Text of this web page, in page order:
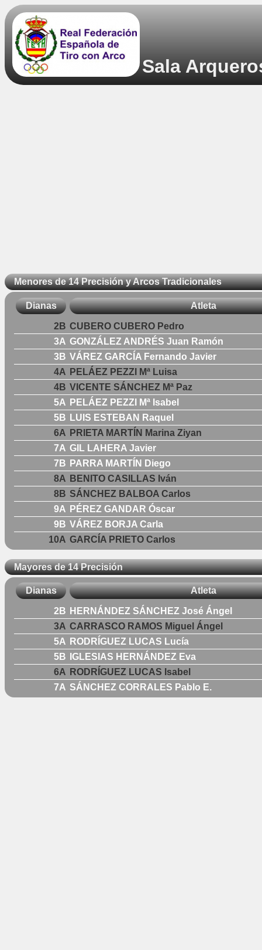
Sala
Menores de 14 Precisión y Arcos Tradicionales
Dianas Atleta
2B CUBERO CUBERO Pedro
3A GONZÁLEZ ANDRÉS Juan Ramón
3B VÁREZ GARCÍA Fernando Javier
4A PELÁEZ PEZZI Mª Luisa
4B VICENTE SÁNCHEZ Mª Paz
5A PELÁEZ PEZZI Mª Isabel
5B LUIS ESTEBAN Raquel
6A PRIETA MARTÍN Marina Ziyan
7A GIL LAHERA Javier
7B PARRA MARTÍN Diego
8A BENITO CASILLAS Iván
8B SÁNCHEZ BALBOA Carlos
9A PÉREZ GANDAR Óscar
9B VÁREZ BORJA Carla
10A GARCÍA PRIETO Carlos
Mayores de 14 Precisión
Dianas Atleta
2B HERNÁNDEZ SÁNCHEZ José Ángel
3A CARRASCO RAMOS Miguel Ángel
5A RODRÍGUEZ LUCAS Lucía
5B
IGLESIAS HERNÁNDEZ Eva
6A RODRÍGUEZ LUCAS Isabel
7A SÁNCHEZ CORRALES Pablo E.